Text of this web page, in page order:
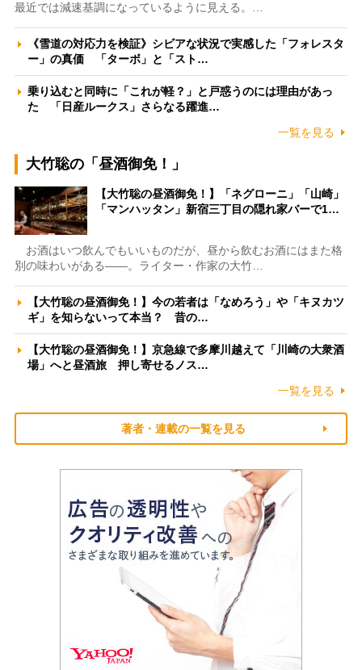
最近では減速基調になっているように見える。…
《雪道の対応力を検証》シビアな状況で実感した「フォレスタ
ー」の真価 「ターボ」と「スト…
乗り込むと同時に「これが軽？」と戸惑うのには理由があっ
た 「日産ルークス」さらなる躍進…
一覧を見る
大竹聡の「昼酒御免！」
【大竹聡の昼酒御免！】「ネグローニ」「山崎」
「マンハッタン」新宿三丁目の隠れ家バーで1…
お酒はいつ飲んでもいいものだが、昼から飲むお酒にはまた格
別の味わいがある――。ライター・作家の大竹…
【大竹聡の昼酒御免！】今の若者は「なめろう」や「キヌカツ
ギ」を知らないって本当？ 昔の…
【大竹聡の昼酒御免！】京急線で多摩川越えて「川崎の大衆酒
場」へと昼酒旅 押し寄せるノス…
一覧を見る
著者・連載の一覧を見る